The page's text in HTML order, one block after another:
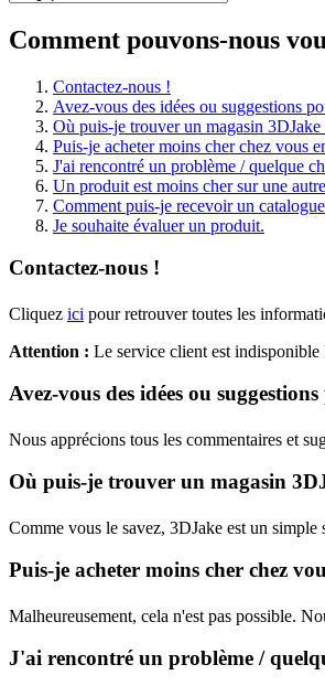
Comment pouvons-nous
Contactez-nous !
Avez-vous des idées ou suggestions
Où puis-je trouver un magasin 3DJake
Puis-je acheter moins cher chez vous
J'ai rencontré un problème / quelque
Un produit est moins cher sur une
Comment puis-je recevoir un
Je souhaite évaluer un produit.
Contactez-nous !
Cliquez ici pour retrouver toutes les
Attention : Le service client est
Avez-vous des idées ou
Nous apprécions tous les commentaires et
Où puis-je trouver un magasin
Comme vous le savez, 3DJake est un
Puis-je acheter moins cher chez
Malheureusement, cela n'est pas possible.
J'ai rencontré un problème /